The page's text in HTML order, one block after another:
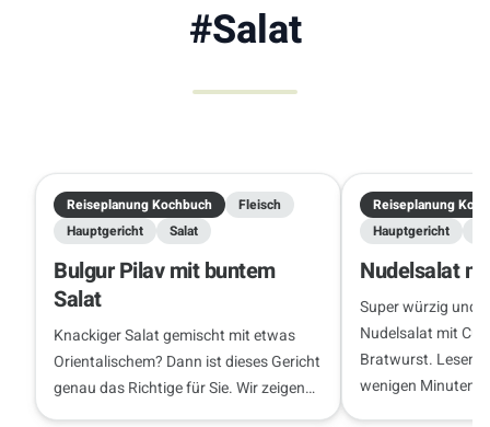
#Salat
Reiseplanung Kochbuch
Fleisch
Hauptgericht
Salat
Bulgur Pilav mit buntem
Salat
Knackiger Salat gemischt mit etwas
Orientalischem? Dann ist dieses Gericht
genau das Richtige für Sie. Wir zeigen
Ihnen, wie es geht.
Reiseplanung
Hauptgericht
Nudelsalat
Super würzig und
Nudelsalat mit
Bratwurst. Lesen
wenigen Minuten